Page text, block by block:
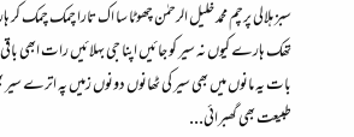
سبز ہلالی پرچم محمد خلیل الرحمٰن چھوٹا سا اک تارا چمک
تھک ہارے کیوں نہ سیر کو جائیں اپنا جی بہلائیں رات ابھی
بات یہ مانوں میں بھی سیر کی ٹھانوں دونوں زمیں پہ اترے سیر
طبیعت بھی گھبرائی...